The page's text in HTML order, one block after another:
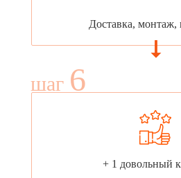
Доставка, монтаж,
шаг 6
+ 1 довольный